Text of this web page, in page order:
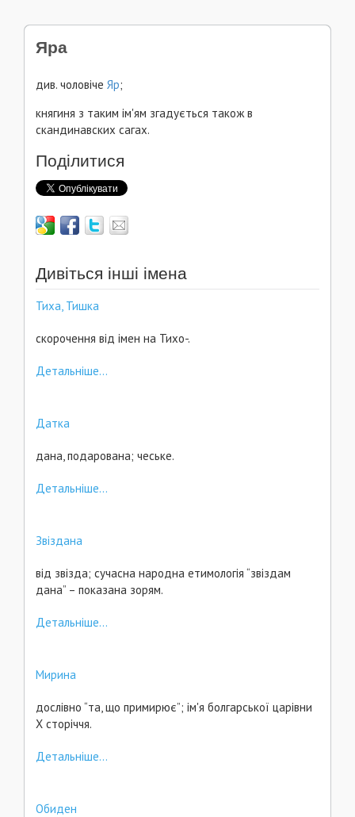
Яра
див. чоловіче Яр;
княгиня з таким ім'ям згадується також в
скандинавских сагах.
Поділитися
Дивіться інші імена
Тиха, Тишка
скорочення від імен на Тихо-.
Детальніше...
Датка
дана, подарована; чеське.
Детальніше...
Звіздана
від звізда; сучасна народна етимологія “звіздам
дана” – показана зорям.
Детальніше...
Мирина
дослівно “та, що примирює”; ім'я болгарської царівни
Х сторіччя.
Детальніше...
Обиден